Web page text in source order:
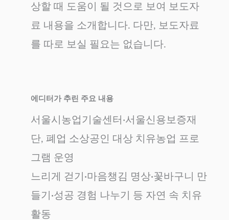
상할 때 도움이 될 것으로 보여 보도자
료 내용을 소개합니다. 다만, 보도자료
를 따로 보실 필요는 없습니다.
에디터가 추린 주요 내용
서울시농업기술센터‧서울신용보증재
단, 폐업 소상공인 대상 치유농업 프로
그램 운영
느리게 걷기·마음챙김 명상·꽃바구니 만
들기·성공 경험 나누기 등 자연 속 치유
활동